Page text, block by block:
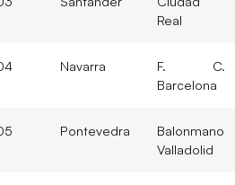
Real
Navarra
F. C.
Barcelona
Pontevedra
Balonmano
Valladolid